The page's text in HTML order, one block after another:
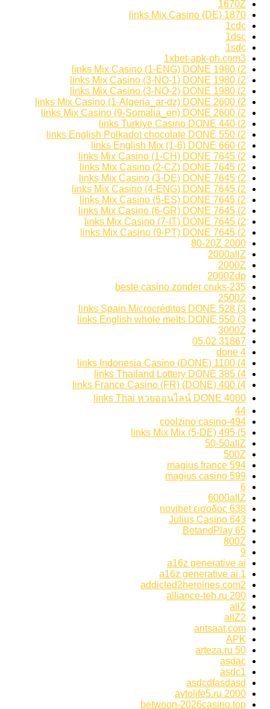
1670Z
1870 links Mix Casino (DE)
1cdc
1dsc
1sdc
1xbet-apk-ph.com3
2) 1980 links Mix Casino (1-ENG) DONE
2) 1980 links Mix Casino (3-NO-1) DONE
2) 1980 links Mix Casino (3-NO-2) DONE
2) 2600 links Mix Casino (1-Algeria_ar-dz) DONE
2) 2600 links Mix Casino (9-Somalia_en) DONE
2) 440 links Turkiye Casino DONE
2) 550 links English Polkadot chocolate DONE
2) 660 links English Mix (1-6) DONE
2) 7645 links Mix Casino (1-CH) DONE
2) 7645 links Mix Casino (2-CZ) DONE
2) 7645 links Mix Casino (3-DE) DONE
2) 7645 links Mix Casino (4-ENG) DONE
2) 7645 links Mix Casino (5-ES) DONE
2) 7645 links Mix Casino (6-GR) DONE
2) 7645 links Mix Casino (7-IT) DONE
2) 7645 links Mix Casino (9-PT) DONE
2000 80-20Z
2000allZ
2000Z
2000Zdp
235-beste casino zonder cruks
2500Z
3) 528 links Spain Microcréditos DONE
3) 550 links English whole melts DONE
3000Z
31867 05.02
4 done
4) 1100 links Indonesia Casino (DONE)
4) 385 links Thailand Lottery DONE
4) 400 links France Casino (FR) (DONE)
4000 links Thai หวยออนไลน์ DONE
44
494-coolzino casino
5) 495 links Mix Mix (5-DE)
50-50allZ
500Z
594 magius france
599 magius casino
6
6000allZ
638 novibet εισοδος
643 Julius Casino
65 BetandPlay
800Z
9
a16z generative ai
a16z generative ai 1
addicted2heroines.com2
alliance-teh.ru 200
allZ
allZ2
antsaat.com
APK
arteza.ru 50
asdac
asdc1
asdcdfasdasd
avtolife5.ru 2000
betwoon-2026casino.top